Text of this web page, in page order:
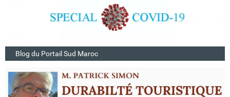
Blog du Portail Sud Maroc